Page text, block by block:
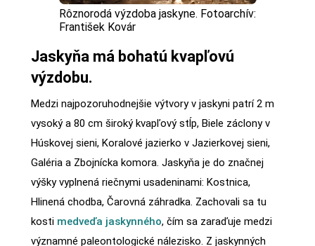
Rôznorodá výzdoba jaskyne. Fotoarchív:
František Kovár
Jaskyňa má bohatú kvapľovú
výzdobu.
Medzi najpozoruhodnejšie výtvory v jaskyni patrí 2 m
vysoký a 80 cm široký kvapľový stĺp, Biele záclony v
Húskovej sieni, Koralové jazierko v Jazierkovej sieni,
Galéria a Zbojnícka komora. Jaskyňa je do značnej
výšky vyplnená riečnymi usadeninami: Kostnica,
Hlinená chodba, Čarovná záhradka. Zachovali sa tu
kosti medveďa jaskynného, čím sa zaraďuje medzi
významné paleontologické nálezisko. Z jaskynných